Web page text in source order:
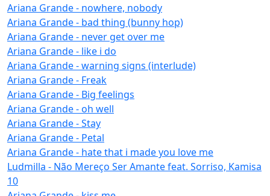
Ariana Grande - nowhere, nobody
Ariana Grande - bad thing (bunny hop)
Ariana Grande - never get over me
Ariana Grande - like i do
Ariana Grande - warning signs (interlude)
Ariana Grande - Freak
Ariana Grande - Big feelings
Ariana Grande - oh well
Ariana Grande - Stay
Ariana Grande - Petal
Ariana Grande - hate that i made you love me
Ludmilla - Não Mereço Ser Amante feat. Sorriso, Kamisa
10